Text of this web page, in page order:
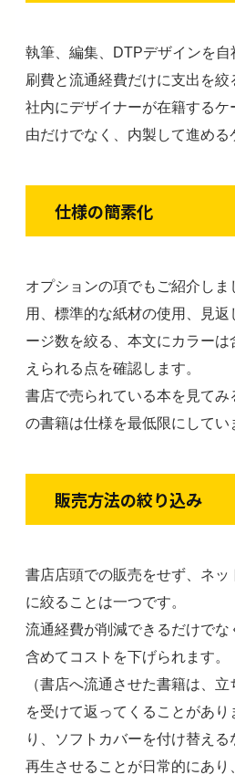
執筆、編集、DTPデザインを
刷費と流通経費だけに支出を絞
社内にデザイナーが在籍するケ
由だけでなく、内製して進める
仕様の簡素化
オプションの項でもご紹介し
用、標準的な紙材の使用、見
ージ数を絞る、本文にカラー
えられる点を確認します。
書店で売られている本を見てみ
の書籍は仕様を最低限にしてい
販売方法の絞り込み
書店店頭での販売をせず、ネ
に絞ることは一つです。
流通経費が削減できるだけでな
含めてコストを下げられます。
（書店へ流通させた書籍は、
を受けて返ってくることがあり
り、ソフトカバーを付け替え
再生させることが日常的にあり